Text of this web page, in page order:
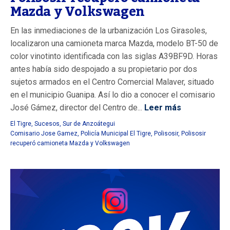
Mazda y Volkswagen
En las inmediaciones de la urbanización Los Girasoles,
localizaron una camioneta marca Mazda, modelo BT-50 de
color vinotinto identificada con las siglas A39BF9D. Horas
antes había sido despojado a su propietario por dos
sujetos armados en el Centro Comercial Malaver, situado
en el municipio Guanipa. Así lo dio a conocer el comisario
José Gámez, director del Centro de... Leer más
El Tigre, Sucesos, Sur de Anzoátegui
Comisario Jose Gamez, Policía Municipal El Tigre, Polisosir, Polisosir
recuperó camioneta Mazda y Volkswagen